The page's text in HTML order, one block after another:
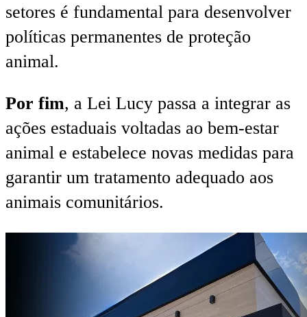
setores é fundamental para desenvolver
políticas permanentes de proteção
animal.
Por fim, a Lei Lucy passa a integrar as
ações estaduais voltadas ao bem-estar
animal e estabelece novas medidas para
garantir um tratamento adequado aos
animais comunitários.